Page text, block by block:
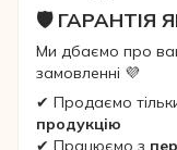
🛡 ГАРАНТІЯ
Ми дбаємо про
замовленні 💜
✔ Продаємо
продукцію